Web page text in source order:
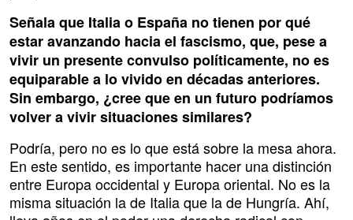
Señala que Italia o España no tienen por qué
estar avanzando hacia el fascismo, que, pese a
vivir un presente convulso políticamente, no es
equiparable a lo vivido en décadas anteriores.
Sin embargo, ¿cree que en un futuro podríamos
volver a vivir situaciones similares?
Podría, pero no es lo que está sobre la mesa ahora.
En este sentido, es importante hacer una distinción
entre Europa occidental y Europa oriental. No es la
misma situación la de Italia que la de Hungría. Ahí,